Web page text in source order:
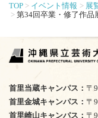
TOP イベント情報
展
第34回卒業・修了作品
首里当蔵キャンパス
〒
首里金城キャンパス
〒
首里崎山キャンパス
〒